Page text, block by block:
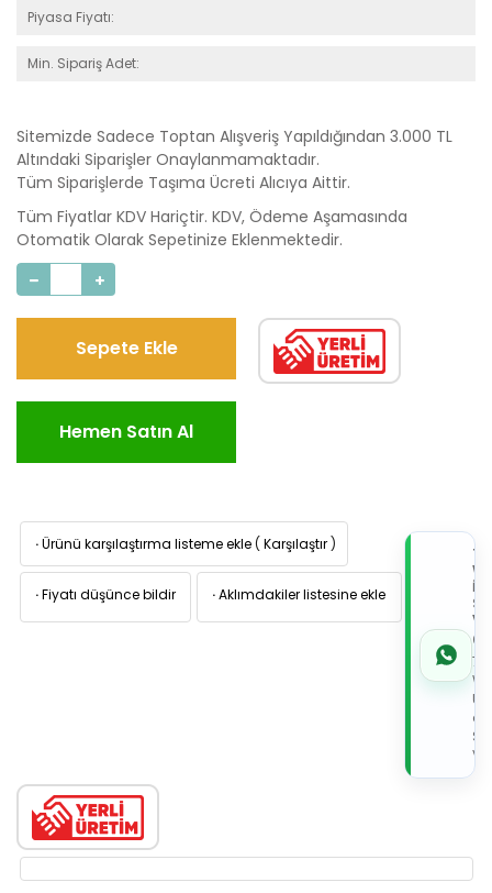
Piyasa Fiyatı:
Min. Sipariş Adet:
Sitemizde Sadece Toptan Alışveriş Yapıldığından 3.000 TL
Altındaki Siparişler Onaylanmamaktadır.
Tüm Siparişlerde Taşıma Ücreti Alıcıya Aittir.
Tüm Fiyatlar KDV Hariçtir. KDV, Ödeme Aşamasında
Otomatik Olarak Sepetinize Eklenmektedir.
Sepete Ekle
Hemen Satın Al
·Ürünü karşılaştırma listeme ekle ( Karşılaştır )
·Fiyatı düşünce bildir ·Aklımdakiler listesine ekle
İLE
de